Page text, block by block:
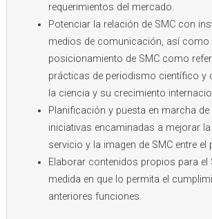
requerimientos del mercado.
Potenciar la relación de SMC con
medios de comunicación, así como
posicionamiento de SMC como
prácticas de periodismo científico y
la ciencia y su crecimiento
Planificación y puesta en marcha de
iniciativas encaminadas a mejorar la
servicio y la imagen de SMC entre el
Elaborar contenidos propios para el
medida en que lo permita el
anteriores funciones.